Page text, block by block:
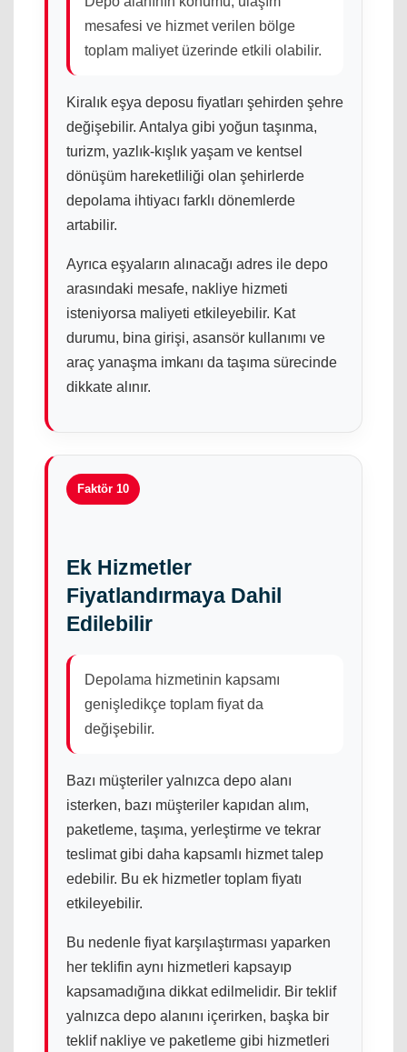
mesafesi ve hizmet verilen bölge
toplam maliyet üzerinde etkili olabilir.
Kiralık eşya deposu fiyatları şehirden şehre
değişebilir. Antalya gibi yoğun taşınma,
turizm, yazlık-kışlık yaşam ve kentsel
dönüşüm hareketliliği olan şehirlerde
depolama ihtiyacı farklı dönemlerde
artabilir.
Ayrıca eşyaların alınacağı adres ile depo
arasındaki mesafe, nakliye hizmeti
isteniyorsa maliyeti etkileyebilir. Kat
durumu, bina girişi, asansör kullanımı ve
araç yanaşma imkanı da taşıma sürecinde
dikkate alınır.
Faktör 10
Ek Hizmetler
Fiyatlandırmaya Dahil
Edilebilir
Depolama hizmetinin kapsamı
genişledikçe toplam fiyat da
değişebilir.
Bazı müşteriler yalnızca depo alanı
isterken, bazı müşteriler kapıdan alım,
paketleme, taşıma, yerleştirme ve tekrar
teslimat gibi daha kapsamlı hizmet talep
edebilir. Bu ek hizmetler toplam fiyatı
etkileyebilir.
Bu nedenle fiyat karşılaştırması yaparken
her teklifin aynı hizmetleri kapsayıp
kapsamadığına dikkat edilmelidir. Bir teklif
yalnızca depo alanını içerirken, başka bir
teklif nakliye ve paketleme gibi hizmetleri